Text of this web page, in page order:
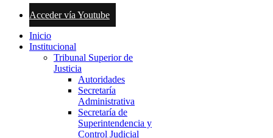
Acceder vía Youtube
Inicio
Institucional
Tribunal Superior de
Justicia
Autoridades
Secretaría
Administrativa
Secretaría de
Superintendencia y
Control Judicial